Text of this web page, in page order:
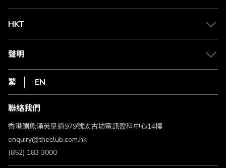
物流與配送
Club Shopping 商品領取站
常見問題
HKT
csl.
1010
HKT
聲明
私隱聲明
使用條款
條款及細則
不歧視及不騷擾聲明
認可牌照及通告
繁 EN
聯絡我們
香港鰂魚涌英皇道979號太古坊電訊盈科中心14樓
enquiry@theclub.com.hk
(852) 183 3000